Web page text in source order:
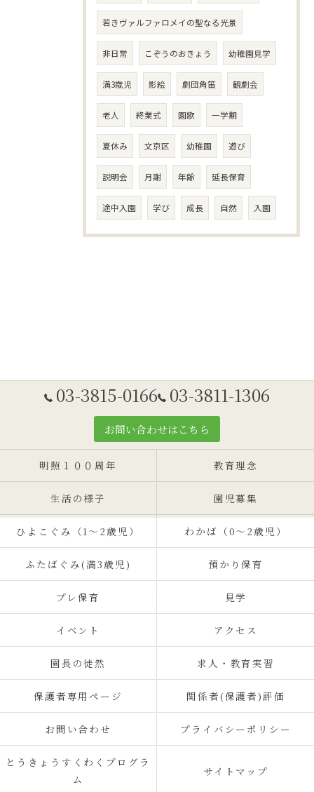
若きヴァルファロメイの聖なる光景
非日常 こぞうのおきょう 幼稚園見学
満3歳児 影絵 劇団角笛 観劇会
老人 終業式 園歌 一学期
夏休み 文京区 幼稚園 遊び
説明会 月謝 年齢 延長保育
途中入園 学び 成長 自然 入園
03-3815-0166 03-3811-1306
お問い合わせはこちら
明照１００周年 教育理念
生活の様子 園児募集
ひよこぐみ（1〜2歳児） わかば（0～2歳児）
ふたばぐみ(満3歳児) 預かり保育
プレ保育 見学
イベント アクセス
園長の徒然 求人・教育実習
保護者専用ページ 関係者(保護者)評価
お問い合わせ プライバシーポリシー
とうきょうすくわくプログラ
ム
サイトマップ